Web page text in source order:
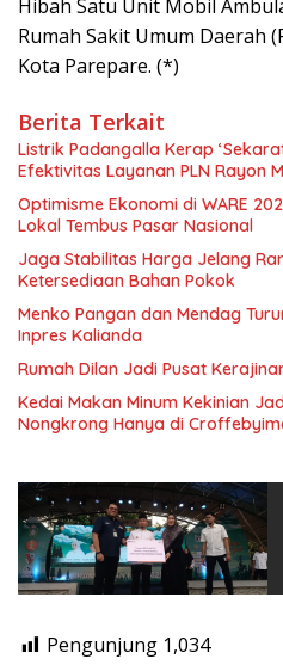
Hibah Satu Unit Mobil
Rumah Sakit Umum Daerah
Kota Parepare. (*)
Berita Terkait
Listrik Padangalla Kerap
Efektivitas Layanan PLN Rayon
Optimisme Ekonomi di WARE
Lokal Tembus Pasar Nasional
Jaga Stabilitas Harga Jelang
Ketersediaan Bahan Pokok
Menko Pangan dan Mendag
Inpres Kalianda
Rumah Dilan Jadi Pusat
Kedai Makan Minum Kekinian
Nongkrong Hanya di
Pengunjung 1,034